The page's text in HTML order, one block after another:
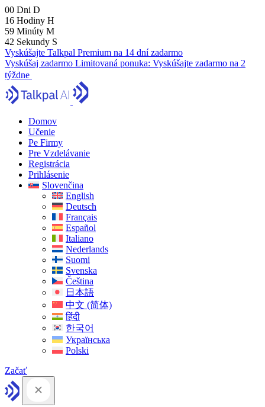
00 Dni D
16 Hodiny H
59 Minúty M
41 Sekundy S
Vyskúšajte Talkpal Premium na 14 dní zadarmo
Vyskúšaj zadarmo Limitovaná ponuka: Vyskúšajte zadarmo na 2
týždne
Domov
Učenie
Pe Firmy
Pre Vzdelávanie
Registrácia
Prihlásenie
Slovenčina
English
Deutsch
Français
Español
Italiano
Nederlands
Suomi
Svenska
Čeština
日本語
中文 (简体)
हिंदी
한국어
Українська
Polski
Začať